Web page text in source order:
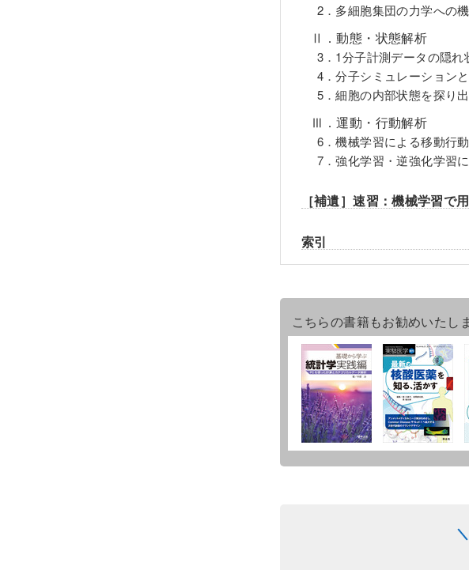
2．多細胞集団の力学への
Ⅱ．動態・状態解析
3．1分子計測データの隠
4．分子シミュレーション
5．細胞の内部状態を探り
Ⅲ．運動・行動解析
6．機械学習による移動行
7．強化学習・逆強化学習
［補遺］速習：機械学習で
索引
こちらの書籍もお勧めいたし